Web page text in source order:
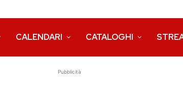
CALENDARI CATALOGHI
Pubblicità